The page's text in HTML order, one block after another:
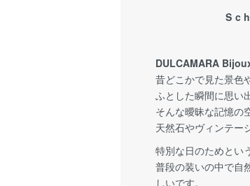
DULCAMARA
昔どこかで見た景色や
ふとした瞬間に思い
そんな曖昧な記憶の
天然石やヴィンテー
特別な日のためとい
普段の装いの中で自
しいです。